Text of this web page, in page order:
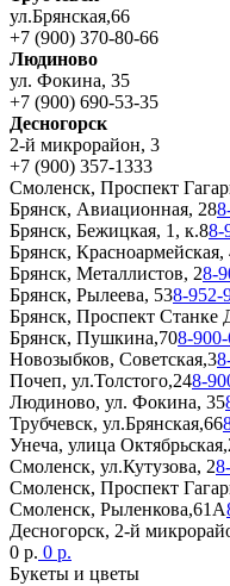
ул.Брянская,66
+7 (900) 370-80-66
Людиново
ул. Фокина, 35
+7 (900) 690-53-35
Десногорск
2-й микрорайон, 3
+7 (900) 357-1333
Смоленск, Проспект
Брянск, Авиационная, 28
Брянск, Бежицкая, 1, к.88-
Брянск, Красноармейская,
Брянск, Металлистов, 28-
Брянск, Рылеева, 538-952-
Брянск, Проспект Станке
Брянск, Пушкина,708-
Новозыбков, Советская,3
Почеп, ул.Толстого,248-
Людиново, ул. Фокина, 35
Трубчевск, ул.Брянская,66
Унеча, улица
Смоленск, ул.Кутузова, 2
Смоленск, Проспект
Смоленск, Рыленкова,61А
Десногорск, 2-й
0 р. 0 р.
Букеты и цветы